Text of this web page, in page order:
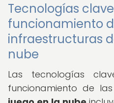
Tecnologías
funcionamiento
infraestructuras
nube
Las tecnologías
funcionamiento de las